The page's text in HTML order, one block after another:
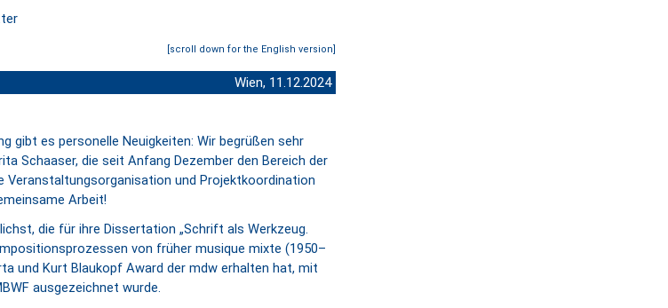
[scroll down for the English version]
Wien, 11.12.2024
gibt es personelle Neuigkeiten: Wir begrüßen sehr
Schaaser, die seit Anfang Dezember den Bereich der
Veranstaltungsorganisation und Projektkoordination
Arbeit!
die für ihre Dissertation „Schrift als Werkzeug.
von früher musique mixte (1950–
und Kurt Blaukopf Award der mdw erhalten hat, mit
ausgezeichnet wurde.